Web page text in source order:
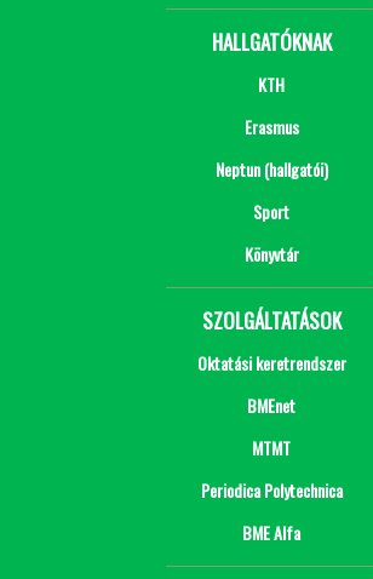
HALLGATÓKNAK
KTH
Erasmus
Neptun (hallgatói)
Sport
Könyvtár
SZOLGÁLTATÁSOK
Oktatási keretrendszer
BMEnet
MTMT
Periodica Polytechnica
BME Alfa